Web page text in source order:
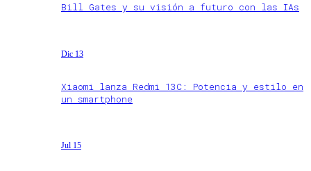
Bill Gates y su visión a futuro con las IAs
Dic 13
Xiaomi lanza Redmi 13C: Potencia y estilo en
un smartphone
Jul 15